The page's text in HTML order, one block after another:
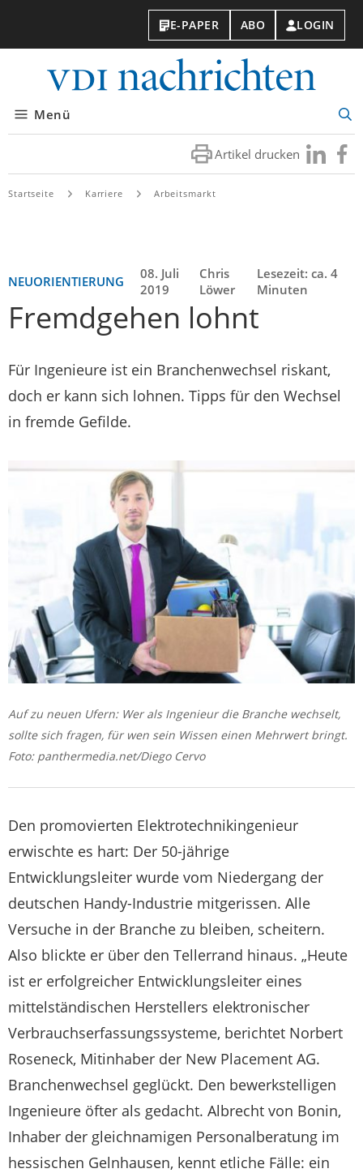
E-PAPER ABO LOGIN
Menü
Artikel drucken Besuchen
Sie
Sie
Startseite Karriere Arbeitsmarkt
NEUORIENTIERUNG
08. Juli
2019
Chris
Löwer
Lesezeit: ca. 4
Minuten
Fremdgehen lohnt
Für Ingenieure ist ein Branchenwechsel riskant,
doch er kann sich lohnen. Tipps für den Wechsel
in fremde Gefilde.
Auf zu neuen Ufern: Wer als Ingenieur die Branche wechselt,
sollte sich fragen, für wen sein Wissen einen Mehrwert bringt.
Foto: panthermedia.net/Diego Cervo
Den promovierten Elektrotechnikingenieur
erwischte es hart: Der 50-jährige
Entwicklungsleiter wurde vom Niedergang der
deutschen Handy-Industrie mitgerissen. Alle
Versuche in der Branche zu bleiben, scheitern.
Also blickte er über den Tellerrand hinaus. „Heute
ist er erfolgreicher Entwicklungsleiter eines
mittelständischen Herstellers elektronischer
Verbrauchserfassungssysteme, berichtet Norbert
Roseneck, Mitinhaber der New Placement AG.
Branchenwechsel geglückt. Den bewerkstelligen
Ingenieure öfter als gedacht. Albrecht von Bonin,
Inhaber der gleichnamigen Personalberatung im
hessischen Gelnhausen, kennt etliche Fälle: ein